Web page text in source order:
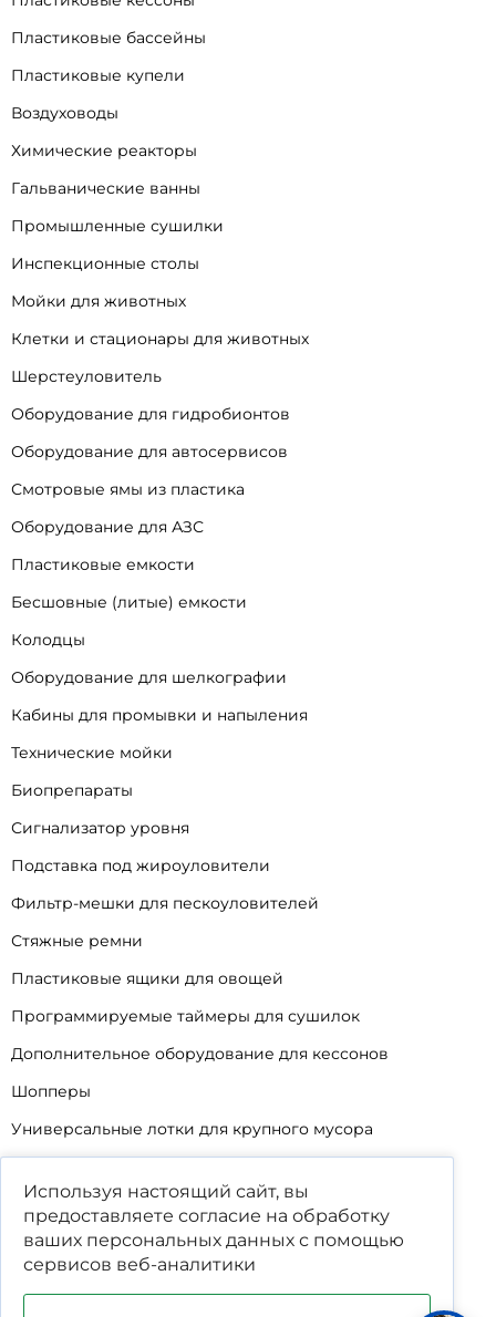
Пластиковые бассейны
Пластиковые купели
Воздуховоды
Химические реакторы
Гальванические ванны
Промышленные сушилки
Инспекционные столы
Мойки для животных
Клетки и стационары для животных
Шерстеуловитель
Оборудование для гидробионтов
Оборудование для автосервисов
Смотровые ямы из пластика
Оборудование для АЗС
Пластиковые емкости
Бесшовные (литые) емкости
Колодцы
Оборудование для шелкографии
Кабины для промывки и напыления
Технические мойки
Биопрепараты
Сигнализатор уровня
Подставка под жироуловители
Фильтр-мешки для пескоуловителей
Стяжные ремни
Пластиковые ящики для овощей
Программируемые таймеры для сушилок
Дополнительное оборудование для кессонов
Шопперы
Универсальные лотки для крупного мусора
Уцененные товары
Используя настоящий сайт, вы
предоставляете согласие на обработку
ваших персональных данных с помощью
сервисов веб-аналитики